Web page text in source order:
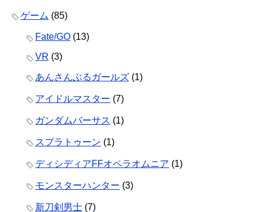
ゲーム (85)
Fate/GO (13)
VR (3)
あんさんぶるガールズ (1)
アイドルマスター (7)
ガンダムバーサス (1)
スプラトゥーン (1)
ディシディアFFオペラオムニア (1)
モンスターハンター (3)
新刀剣男士 (7)